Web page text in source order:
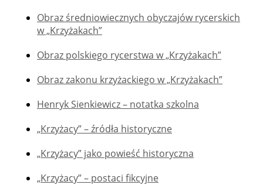
Obraz średniowiecznych obyczajów rycerskich
w „Krzyżakach”
Obraz polskiego rycerstwa w „Krzyżakach”
Obraz zakonu krzyżackiego w „Krzyżakach”
Henryk Sienkiewicz – notatka szkolna
„Krzyżacy” – źródła historyczne
„Krzyżacy” jako powieść historyczna
„Krzyżacy” – postaci fikcyjne